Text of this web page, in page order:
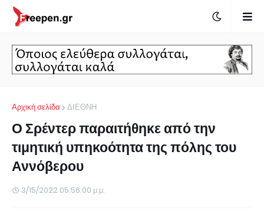
Αρχική σελίδα ΔΙΕΘΝΗ
Ο Σρέντερ παραιτήθηκε από την
τιμητική υπηκοότητα της πόλης του
Αννόβερου
3/15/2022 05:56:00 μ.μ.